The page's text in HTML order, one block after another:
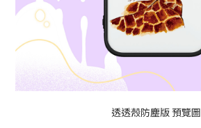
透透殼防塵版 預覽圖